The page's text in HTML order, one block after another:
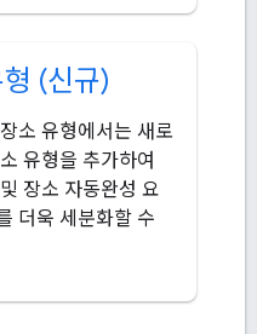
(신규)
소 유형에서는 새로
유형을 추가하여
장소 자동완성 요
더욱 세분화할 수